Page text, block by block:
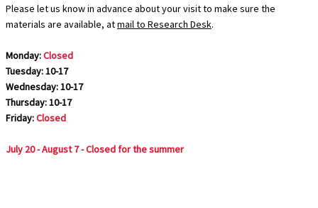
Please let us know in advance about your visit to make sure the
materials are available, atmail to Research Desk.
Monday:Closed
Tuesday: 10-17
Wednesday: 10-17
Thursday: 10-17
Friday:Closed
July 20 - August 7 - Closed for the summer